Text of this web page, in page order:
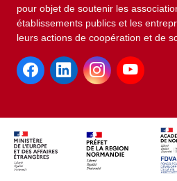
pour objet de soutenir les
établissements publics et les
leurs actions de coopération et de